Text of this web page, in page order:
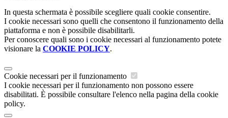
In questa schermata è possibile scegliere quali cookie consentire.
I cookie necessari sono quelli che consentono il funzionamento della
piattaforma e non è possibile disabilitarli.
Per conoscere quali sono i cookie necessari al funzionamento potete
visionare la COOKIE POLICY.
Cookie necessari per il funzionamento
I cookie necessari per il funzionamento non possono essere
disabilitati. È possibile consultare l'elenco nella pagina della cookie
policy.